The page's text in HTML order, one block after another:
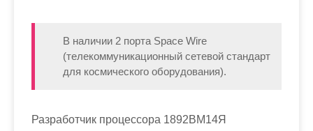
В наличии 2 порта Space Wire
(телекоммуникационный сетевой стандарт
для космического оборудования).
Разработчик процессора 1892ВМ14Я